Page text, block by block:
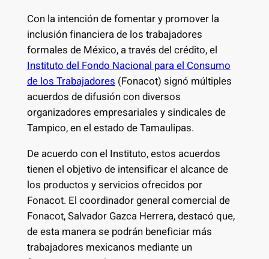
Con la intención de fomentar y promover la
inclusión financiera de los trabajadores
formales de México, a través del crédito, el
Instituto del Fondo Nacional para el Consumo
de los Trabajadores(Fonacot) signó múltiples
acuerdos de difusión con diversos
organizadores empresariales y sindicales de
Tampico, en el estado de Tamaulipas.
De acuerdo con el Instituto, estos acuerdos
tienen el objetivo de intensificar el alcance de
los productos y servicios ofrecidos por
Fonacot. El coordinador general comercial de
Fonacot, Salvador Gazca Herrera, destacó que,
de esta manera se podrán beneficiar más
trabajadores mexicanos mediante un